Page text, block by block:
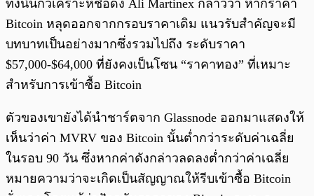
ทั้งนี้นักวิเคราะห์ชื่อดัง Ali Martinex กล่าวว่า หากราคา
Bitcoin หลุดออกจากกรอบราคาเดิม แนวรับสำคัญจะมี
บทบาทเป็นอย่างมากซึ่งรวมไปถึง ระดับราคา
$57,000-$64,000 ที่ยังคงเป็นโซน “ราคาทอง” ที่เหมาะ
สำหรับการเข้าซื้อ Bitcoin
ตัวของเขายังได้นำชาร์ตจาก Glassnode ออกมาแสดงให้
เห็นว่าค่า MVRV ของ Bitcoin นั้นต่ำกว่าระดับค่าเฉลี่ย
ในรอบ 90 วัน ซึ่งหากค่าดังกล่าวลดลงต่ำกว่าค่าเฉลี่ย
หมายความว่าจะเกิดเป็นสัญญาณให้รีบเข้าซื้อ Bitcoin